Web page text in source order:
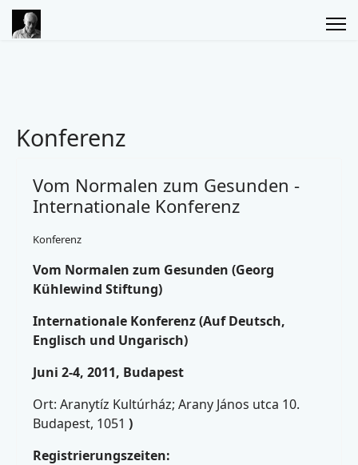
Konferenz
Vom Normalen zum Gesunden -
Internationale Konferenz
Konferenz
Vom Normalen zum Gesunden (Georg
Kühlewind Stiftung)
Internationale Konferenz (Auf Deutsch,
Englisch und Ungarisch)
Juni 2-4, 2011, Budapest
Ort: Aranytíz Kultúrház; Arany János utca 10.
Budapest, 1051 )
Registrierungszeiten: